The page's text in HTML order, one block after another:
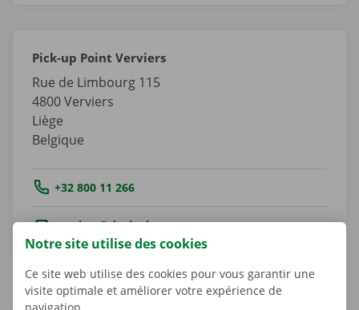
Pick-up Point Verviers
Rue de Limbourg 115
4800Verviers
Liège
Belgique
Tel.: +32 800 11 266
Email.:verviers@dockx.be
Notre site utilise des cookies
Ce site web utilise des cookies pour vous garantir une
visite optimale et améliorer votre expérience de
navigation.